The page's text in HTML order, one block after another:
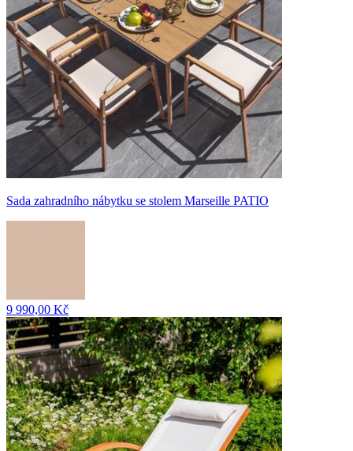
Sada zahradního nábytku se stolem Marseille PATIO
9 990,00 Kč